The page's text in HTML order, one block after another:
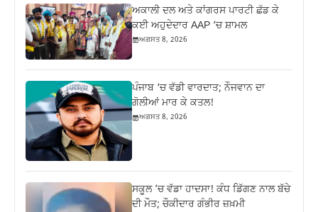
ਅਕਾਲੀ ਦਲ ਅਤੇ ਕਾਂਗਰਸ ਪਾਰਟੀ ਛੱਡ ਕੇ
ਕਈ ਅਹੁਦੇਦਾਰ AAP ‘ਚ ਸ਼ਾਮਲ
ਅਗਸਤ 8, 2026
ਪੰਜਾਬ ‘ਚ ਵੱਡੀ ਵਾਰਦਾਤ; ਨੌਜਵਾਨ ਦਾ
ਗੋਲੀਆਂ ਮਾਰ ਕੇ ਕਤਲ!
ਅਗਸਤ 8, 2026
ਸਕੂਲ ’ਚ ਵੱਡਾ ਹਾਦਸਾ! ਕੰਧ ਡਿੱਗਣ ਨਾਲ ਬੱਚੇ
ਦੀ ਮੌਤ; ਚੌਕੀਦਾਰ ਗੰਭੀਰ ਜ਼ਖ਼ਮੀ